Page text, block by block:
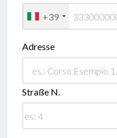
+39
Adresse
Straße N.